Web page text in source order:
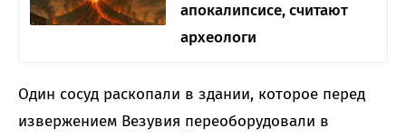
апокалипсисе, считают
археологи
Один сосуд раскопали в здании, которое перед
извержением Везувия переоборудовали в